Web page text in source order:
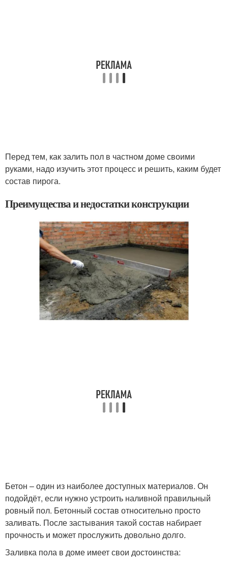
Перед тем, как залить пол в частном доме своими
руками, надо изучить этот процесс и решить, каким будет
состав пирога.
Преимущества и недостатки конструкции
Бетон – один из наиболее доступных материалов. Он
подойдёт, если нужно устроить наливной правильный
ровный пол. Бетонный состав относительно просто
заливать. После застывания такой состав набирает
прочность и может прослужить довольно долго.
Заливка пола в доме имеет свои достоинства: